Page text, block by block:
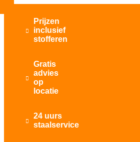

Prijzen
inclusief
stofferen

Gratis
advies
op
locatie

24 uurs
staalservice